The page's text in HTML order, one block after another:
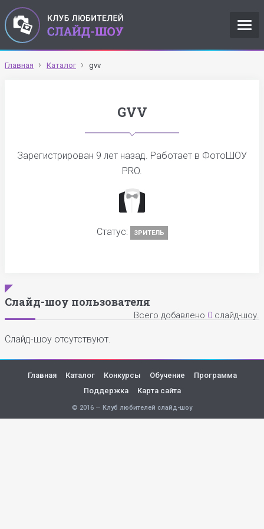
Главная Каталог gvv
GVV
Зарегистрирован 9 лет назад. Работает в ФотоШОУ
PRO.
Статус: ЗРИТЕЛЬ
Слайд-шоу пользователя
Всего добавлено 0 слайд-шоу.
Слайд-шоу отсутствуют.
Главная Каталог Конкурсы Обучение
Программа
Поддержка
Карта сайта
© 2016 — Клуб любителей слайд-шоу